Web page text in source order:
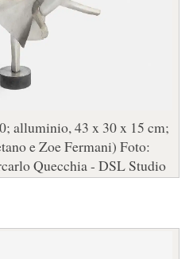
alluminio, 43 x 30 x 15 cm;
e Zoe Fermani) Foto:
Quecchia - DSL Studio